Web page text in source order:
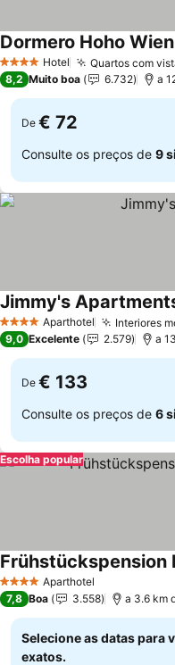
4 EstrelasHotel Quartos com
Dormero Hoho Wien
8,2 Muito boa 6.732 a
De € 72
Consulte os preços de 9
4 EstrelasAparthotel Interiores
Jimmy's
9,0 Excelente 2.579 a
De € 133
Consulte os preços de 6
Escolha popular
4 EstrelasAparthotel
Frühstückspension
7,8 Boa 3.558 a 3.6 km
Selecione as datas para
exatos.